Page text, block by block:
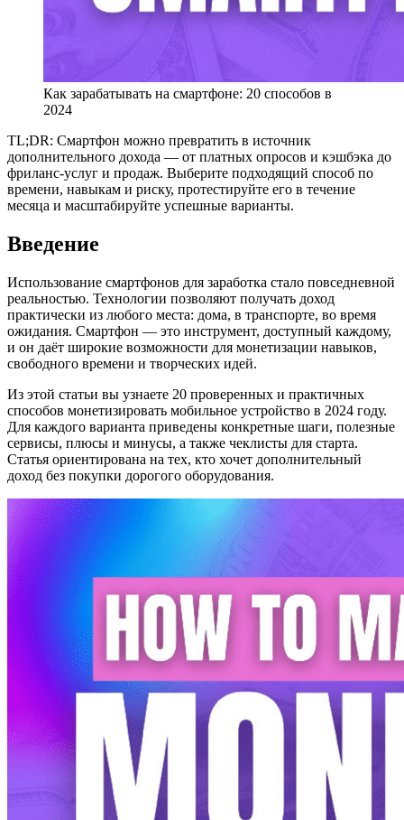
Как зарабатывать на смартфоне: 20 способов в
2024
TL;DR: Смартфон можно превратить в источник
дополнительного дохода — от платных опросов и кэшбэка до
фриланс-услуг и продаж. Выберите подходящий способ по
времени, навыкам и риску, протестируйте его в течение
месяца и масштабируйте успешные варианты.
Введение
Использование смартфонов для заработка стало повседневной
реальностью. Технологии позволяют получать доход
практически из любого места: дома, в транспорте, во время
ожидания. Смартфон — это инструмент, доступный каждому,
и он даёт широкие возможности для монетизации навыков,
свободного времени и творческих идей.
Из этой статьи вы узнаете 20 проверенных и практичных
способов монетизировать мобильное устройство в 2024 году.
Для каждого варианта приведены конкретные шаги, полезные
сервисы, плюсы и минусы, а также чеклисты для старта.
Статья ориентирована на тех, кто хочет дополнительный
доход без покупки дорогого оборудования.